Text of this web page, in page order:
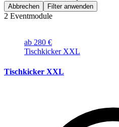
Abbrechen Filter anwenden
2 Eventmodule
ab 280 €
Tischkicker XXL
Tischkicker XXL